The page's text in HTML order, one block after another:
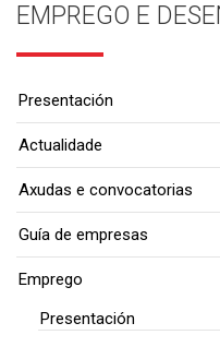
EMPREGO E
Presentación
Actualidade
Axudas e convocatorias
Guía de empresas
Emprego
Presentación